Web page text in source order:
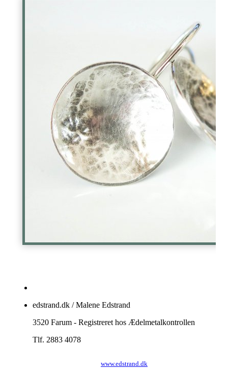
edstrand.dk / Malene Edstrand
3520 Farum - Registreret hos Ædelmetalkontrollen
Tlf. 2883 4078
www.edstrand.dk